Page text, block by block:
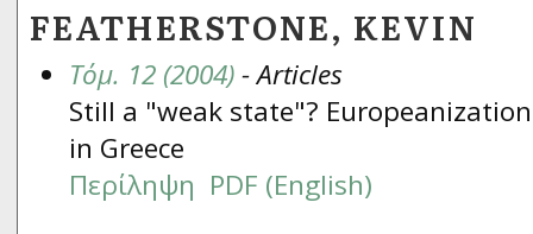
FEATHERSTONE, KEVIN
Τόμ. 12 (2004)- Articles
Still a "weak state"?
in Greece
Περίληψη PDF (English)